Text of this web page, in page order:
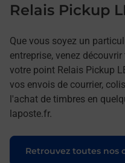
Relais Pickup
Que vous soyez un
entreprise, venez
votre point Relais Pickup
vos envois de courrier,
l'achat de timbres en
laposte.fr.
Retrouvez toutes nos